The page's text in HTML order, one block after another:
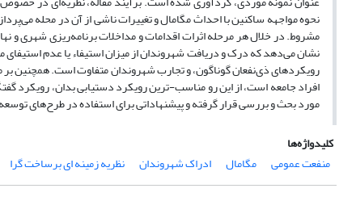
مشروط. در خلال هر مرحله اثرات اقدامات و مداخلات برنامه‌ریزی شهری و
نشان می‌دهد که درک و دریافت شهروندان از میزان استیفاء یا عدم
رویکردهای ذی‌نفعان گوناگون، و تجارب شهروندان متفاوت است. همچنین
افراد جامعه است، از این رو مناسب-ترین رویکرد دستیابی بدان، رویکرد
مورد بحث و بررسی قرار گرفته و پیشنهاداتی برای استفاده در طرح‌های
کلیدواژه‌ها
منفعت عمومی
مگامال ادراک شهروندان نظریه زمینه ای برساخت گرا